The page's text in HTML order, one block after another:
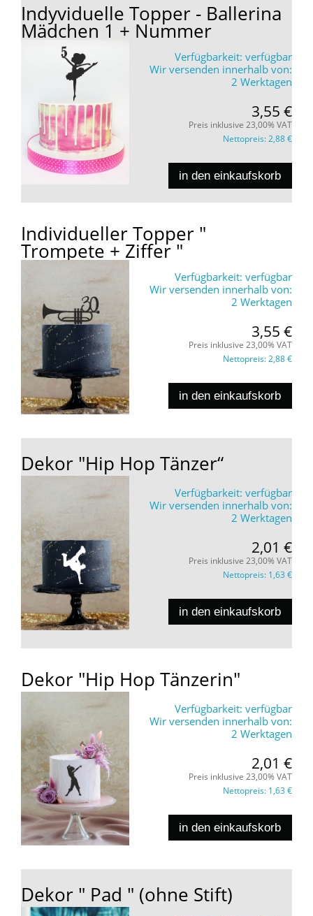
Indyviduelle Topper - Ballerina
Mädchen 1 + Nummer
Verfügbarkeit: verfügbar
Wir versenden innerhalb von:
2 Werktagen
3,55 €
Preis inklusive 23,00% VAT
Nettopreis:2,88 €
in den einkaufskorb
Individueller Topper "
Trompete + Ziffer "
Verfügbarkeit: verfügbar
Wir versenden innerhalb von:
2 Werktagen
3,55 €
Preis inklusive 23,00% VAT
Nettopreis:2,88 €
in den einkaufskorb
Dekor "Hip Hop Tänzer“
Verfügbarkeit: verfügbar
Wir versenden innerhalb von:
2 Werktagen
2,01 €
Preis inklusive 23,00% VAT
Nettopreis: 1,63 €
in den einkaufskorb
Dekor "Hip Hop Tänzerin"
Verfügbarkeit: verfügbar
Wir versenden innerhalb von:
2 Werktagen
2,01 €
Preis inklusive 23,00% VAT
Nettopreis: 1,63 €
in den einkaufskorb
Dekor " Pad " (ohne Stift)